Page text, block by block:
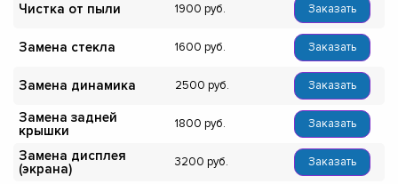
Чистка от пыли 1900 Заказать
Замена стекла 1600 Заказать
Замена динамика 2500 Заказать
Замена задней
крышки
1800 Заказать
Замена дисплея
(экрана)
3200 Заказать